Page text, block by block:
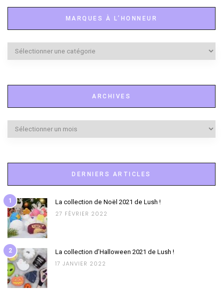
MARQUES À L’HONNEUR
Marques
ARCHIVES
Archives
DERNIERS ARTICLES
1 La collection de Noël 2021 de Lush !
27 FÉVRIER 2022
2 La collection d’Halloween 2021 de Lush !
17 JANVIER 2022